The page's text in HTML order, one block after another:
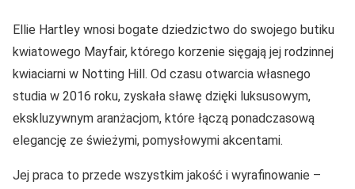
Ellie Hartley wnosi bogate dziedzictwo do swojego butiku
kwiatowego Mayfair, którego korzenie sięgają jej rodzinnej
kwiaciarni w Notting Hill. Od czasu otwarcia własnego
studia w 2016 roku, zyskała sławę dzięki luksusowym,
ekskluzywnym aranżacjom, które łączą ponadczasową
elegancję ze świeżymi, pomysłowymi akcentami.
Jej praca to przede wszystkim jakość i wyrafinowanie –